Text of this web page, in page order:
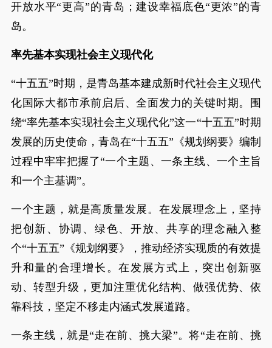
开放水平“更高”的青岛；建设幸福底色“更浓”的青
岛。
率先基本实现社会主义现代化
“十五五”时期，是青岛基本建成新时代社会主义现代
化国际大都市承前启后、全面发力的关键时期。围
绕“率先基本实现社会主义现代化”这一“十五五”时期
发展的历史使命，青岛在“十五五”《规划纲要》编制
过程中牢牢把握了“一个主题、一条主线、一个主旨
和一个主基调”。
一个主题，就是高质量发展。在发展理念上，坚持
把创新、协调、绿色、开放、共享的理念融入整
个“十五五”《规划纲要》，推动经济实现质的有效提
升和量的合理增长。在发展方式上，突出创新驱
动、转型升级，更加注重优化结构、做强优势、依
靠科技，坚定不移走内涵式发展道路。
一条主线，就是“走在前、挑大梁”。将“走在前、挑